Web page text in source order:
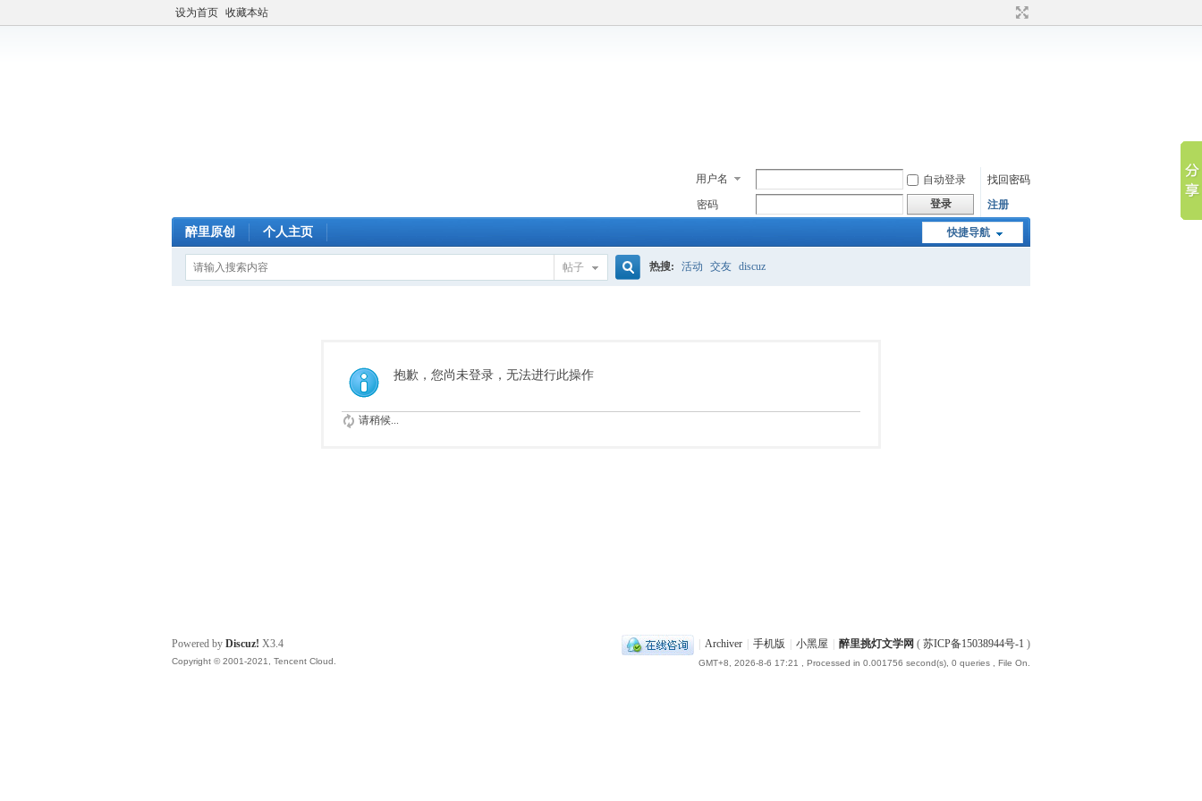
设为首页 收藏本站
用户名 自动登录
找回密码
密码
登录 注册
快捷导航
醉里原创 个人主页
帖子 热搜: 活动 交友 discuz
抱歉，您尚未登录，无法进行此操作
请稍候...
Archiver 手机版 小黑屋 醉里挑灯文学网 ( 苏ICP备15038944号-1 )
GMT+8, 2026-8-6 17:21 , Processed in 0.001756 second(s), 0 queries , File On.
Powered by Discuz! X3.4
Copyright © 2001-2021, Tencent Cloud.